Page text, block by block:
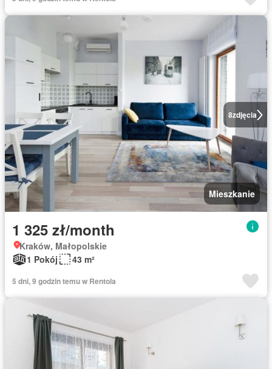
8zdjęcia
Mieszkanie
1 325 zł/month
Kraków, Małopolskie
1 Pokój
43 m²
5 dni, 9 godzin temu w Rentola